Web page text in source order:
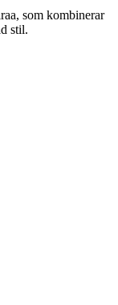
som kombinerar
stil.